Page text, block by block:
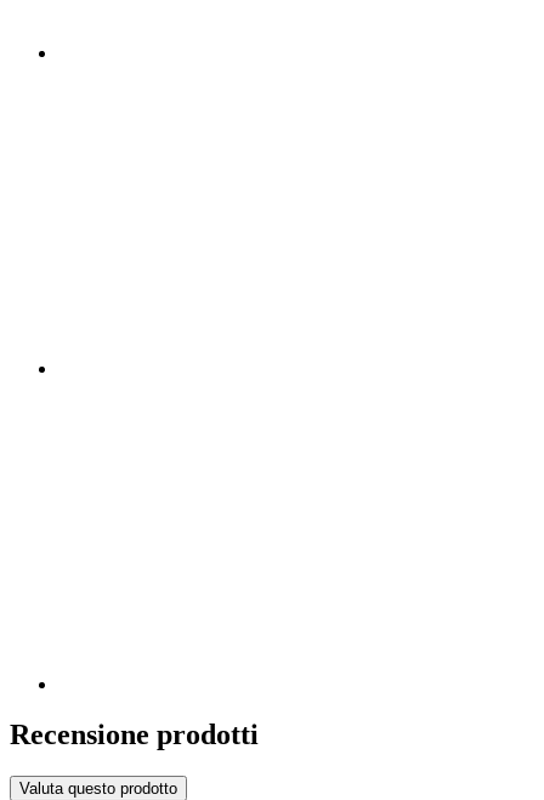
Recensione prodotti
Valuta questo prodotto